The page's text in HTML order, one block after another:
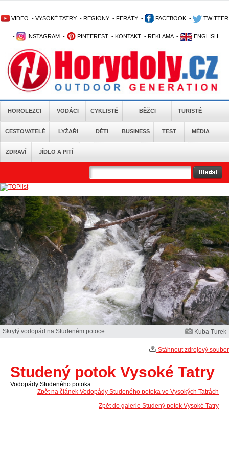
VIDEO - VYSOKÉ TATRY - REGIONY - FERÁTY - FACEBOOK - TWITTER
- INSTAGRAM - PINTEREST - KONTAKT - REKLAMA - ENGLISH
HOROLEZCI VODÁCI CYKLISTÉ BĚŽCI TURISTÉ
CESTOVATELÉ LYŽAŘI DĚTI BUSINESS TEST MÉDIA
ZDRAVÍ JÍDLO A PITÍ
Skrytý vodopád na Studeném potoce. Kuba Turek
Stáhnout zdrojový soubor
Studený potok Vysoké Tatry
Vodopády Studeného potoka.
Zpět na článek Vodopády Studeného potoka ve Vysokých Tatrách
Zpět do galerie Studený potok Vysoké Tatry